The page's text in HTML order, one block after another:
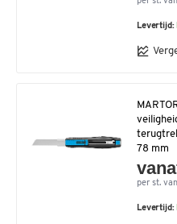
Levertijd:
78 mm
per st.
Levertijd: